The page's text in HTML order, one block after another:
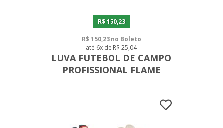
R$ 150,23
R$ 150,23 no Boleto
até 6x de R$ 25,04
LUVA FUTEBOL DE CAMPO
PROFISSIONAL FLAME